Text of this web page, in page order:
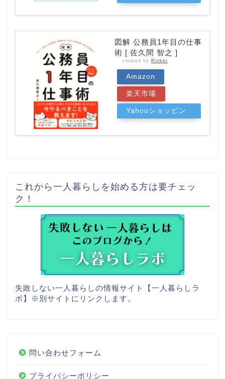
図解 公務員1年目の仕事
術 [ 佐久間 智之 ]
created by Rinker
Amazon
楽天市場
Yahooショッピン
これから一人暮らしを始める方は要チェッ
ク！
失敗しない一人暮らしの情報サイト【一人暮らしラ
ボ】
※別サイトにリンクします。
問い合わせフォーム
プライバシーポリシー